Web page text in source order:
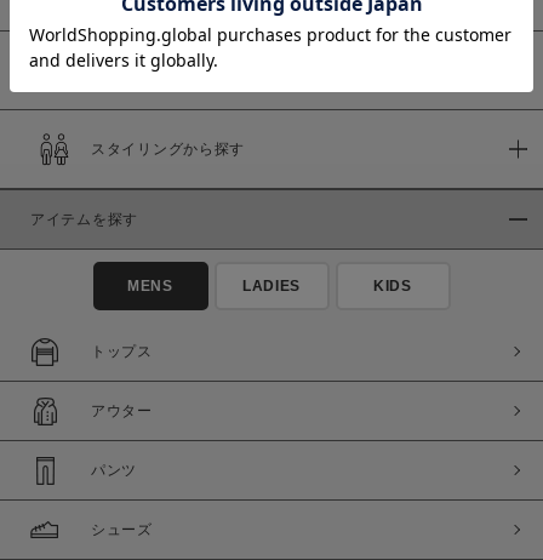
商品タイプ
通常商品
セール価格
在庫
在庫あり
予約商品
スタイリングから探す
アイテムを探す
MENS LADIES KIDS
トップス
アウター
パンツ
シューズ